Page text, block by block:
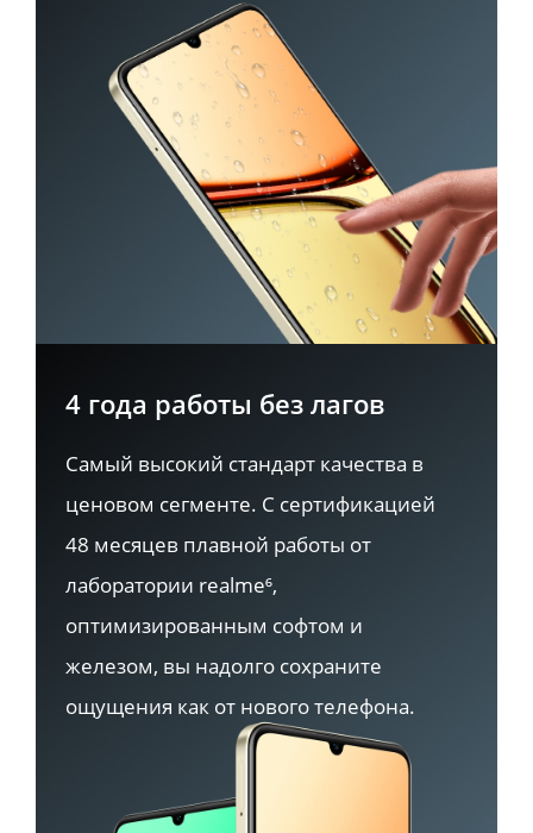
4 года работы без лагов
Самый высокий стандарт качества в
ценовом сегменте. С сертификацией
48 месяцев плавной работы от
лаборатории realme⁶,
оптимизированным софтом и
железом, вы надолго сохраните
ощущения как от нового телефона.